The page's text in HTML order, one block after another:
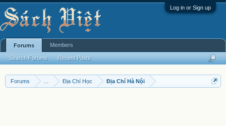
Log in or Sign up
Forums Địa Chí Học Địa Chí Hà Nội
Forums
Search Forums Recent Posts
Members